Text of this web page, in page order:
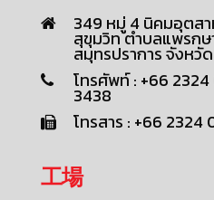
349 หมู่ 4 นิคมอุตส
สุขุมวิท ตำบลแพรก
สมุทรปราการ จังหวั
โทรศัพท์ : +66
3438
โทรสาร : +66 2324
工場